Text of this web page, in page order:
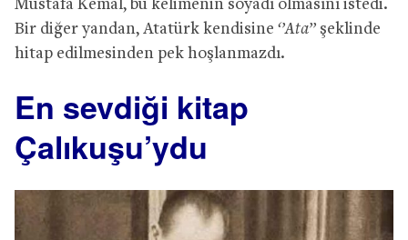
Mustafa Kemal, bu kelimenin soyadı olmasını istedi.
Bir diğer yandan, Atatürk kendisine ‘’Ata’’ şeklinde
hitap edilmesinden pek hoşlanmazdı.
En sevdiği kitap
Çalıkuşu’ydu